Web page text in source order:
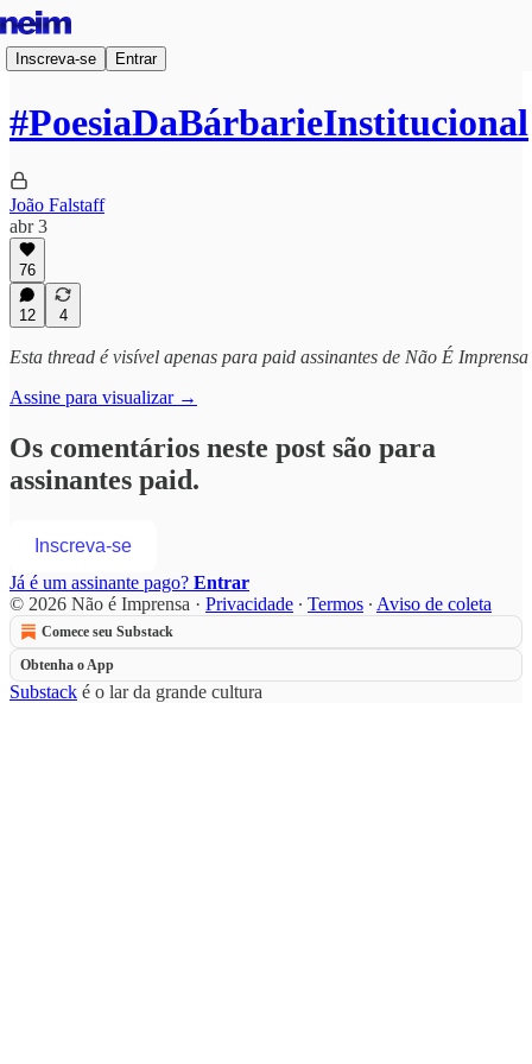
Inscreva-se Entrar
#PoesiaDaBárbarieInstitucional
João Falstaff
abr 3
76
12 4
Esta thread é visível apenas para paid assinantes de Não É Imprensa
Assine para visualizar →
Os comentários neste post são para
assinantes paid.
Inscreva-se
Já é um assinante pago? Entrar
© 2026 Não é Imprensa · Privacidade ∙ Termos ∙ Aviso de coleta
Comece seu Substack
Obtenha o App
Substack é o lar da grande cultura